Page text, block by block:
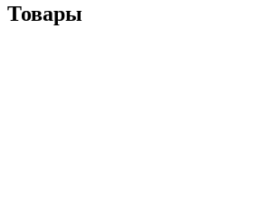
Товары